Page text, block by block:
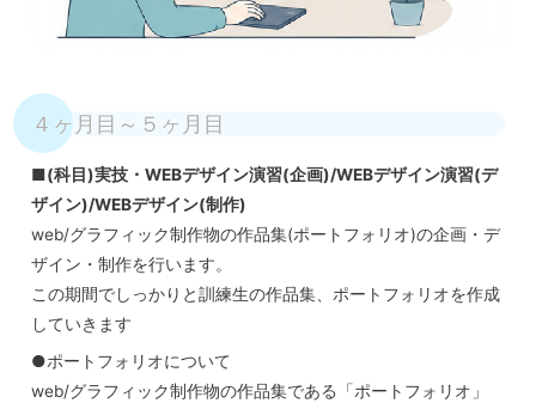
４ヶ月目～５ヶ月目
■(科目)実技・WEBデザイン演習(企画)/WEBデザイン演習(デ
ザイン)/WEBデザイン(制作)
web/グラフィック制作物の作品集(ポートフォリオ)の企画・デ
ザイン・制作を行います。
この期間でしっかりと訓練生の作品集、ポートフォリオを作成
していきます
●ポートフォリオについて
web/グラフィック制作物の作品集である「ポートフォリオ」